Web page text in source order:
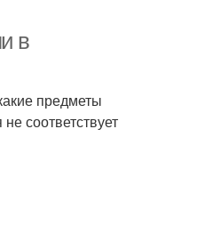
в
предметы
соответствует